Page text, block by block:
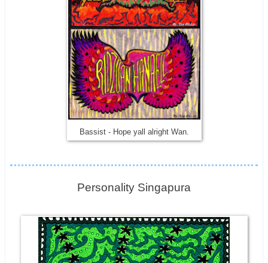
Bassist - Hope yall alright Wan.
Personality Singapura